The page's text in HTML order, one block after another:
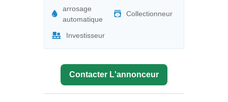
arrosage
automatique
Collectionneur
Investisseur
Contacter L'annonceur